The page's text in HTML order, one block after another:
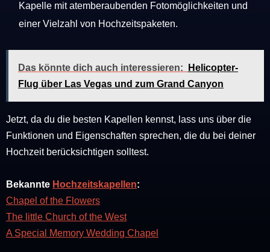
Kapelle mit atemberaubenden Fotomöglichkeiten und
einer Vielzahl von Hochzeitspaketen.
Das könnte dich auch interessieren:
Helicopter-
Flug über Las Vegas und zum Grand Canyon
Jetzt, da du die besten Kapellen kennst, lass uns über die
Funktionen und Eigenschaften sprechen, die du bei deiner
Hochzeit berücksichtigen solltest.
Bekannte Hochzeitskapellen:
Chapel of the Flowers
The little Church of the West
A Special Memory Wedding Chapel